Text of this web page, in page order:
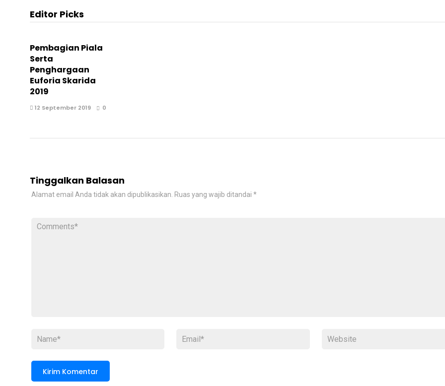
Editor Picks
Pembagian Piala
Serta
Penghargaan
Euforia Skarida
2019
12 September 2019 0
Tinggalkan Balasan
Alamat email Anda tidak akan dipublikasikan. Ruas yang wajib ditandai *